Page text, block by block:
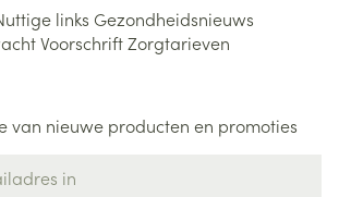
links Gezondheidsnieuws
VoorschriftZorgtarieven
van nieuwe producten en promoties